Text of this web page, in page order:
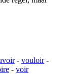
- vouloir-
- voir